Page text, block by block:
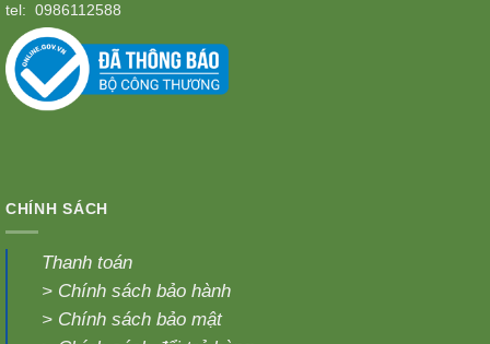
tel: 0986112588
CHÍNH SÁCH
Thanh toán
> Chính sách bảo hành
> Chính sách bảo mật